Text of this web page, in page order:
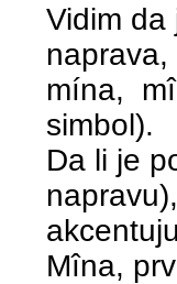
Vidim
mína,
simbol).
Da li je
Mîna,